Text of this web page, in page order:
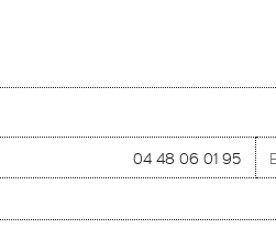
04 48 06 01 95